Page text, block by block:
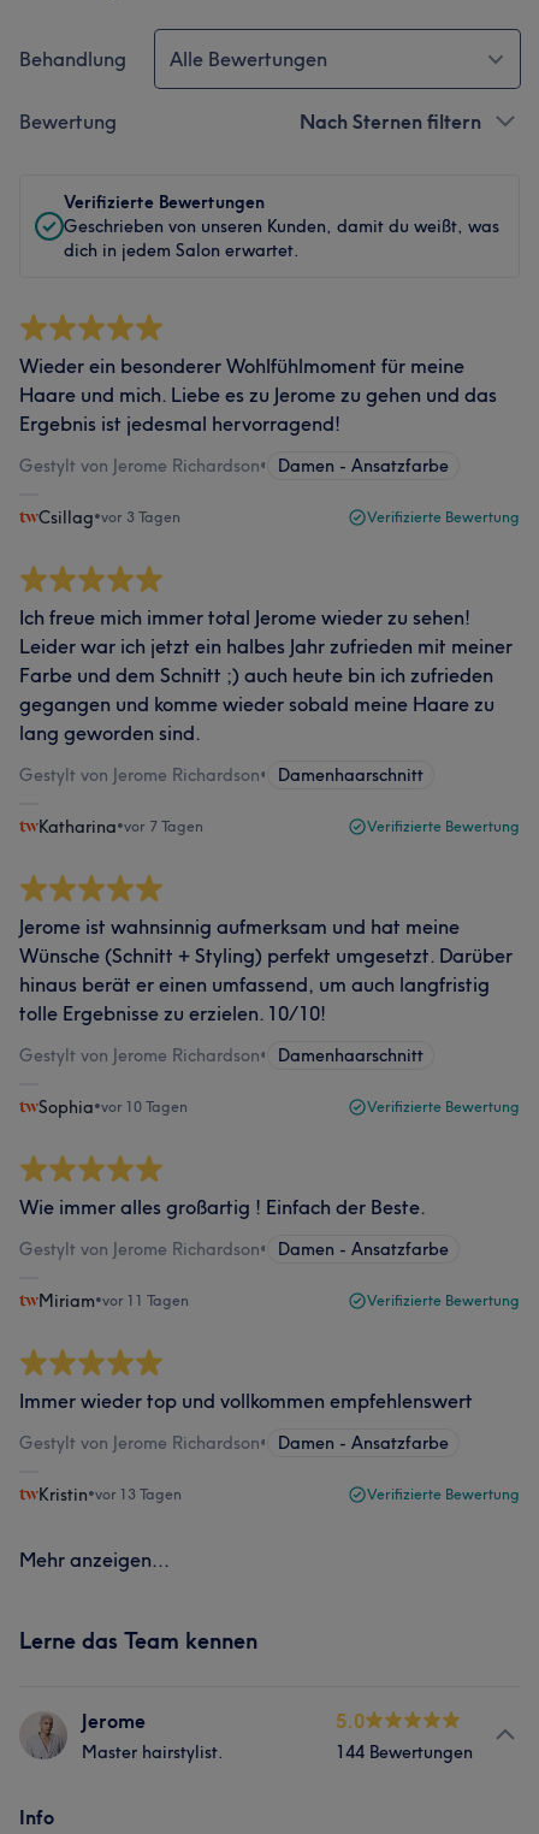
Behandlung Alle Bewertungen
Bewertung Nach Sternen filtern
Verifizierte Bewertungen
Geschrieben von unseren Kunden, damit du weißt, was
dich in jedem Salon erwartet.
Wieder ein besonderer Wohlfühlmoment für meine
Haare und mich. Liebe es zu Jerome zu gehen und das
Ergebnis ist jedesmal hervorragend!
Gestylt von Jerome Richardson• Damen - Ansatzfarbe
Csillag•vor 3 Tagen Verifizierte Bewertung
Ich freue mich immer total Jerome wieder zu sehen!
Leider war ich jetzt ein halbes Jahr zufrieden mit meiner
Farbe und dem Schnitt ;) auch heute bin ich zufrieden
gegangen und komme wieder sobald meine Haare zu
lang geworden sind.
Gestylt von Jerome Richardson• Damenhaarschnitt
Katharina•vor 7 Tagen Verifizierte Bewertung
Jerome ist wahnsinnig aufmerksam und hat meine
Wünsche (Schnitt + Styling) perfekt umgesetzt. Darüber
hinaus berät er einen umfassend, um auch langfristig
tolle Ergebnisse zu erzielen. 10/10!
Gestylt von Jerome Richardson• Damenhaarschnitt
Sophia•vor 10 Tagen Verifizierte Bewertung
Wie immer alles großartig ! Einfach der Beste.
Gestylt von Jerome Richardson• Damen - Ansatzfarbe
Miriam•vor 11 Tagen Verifizierte Bewertung
Immer wieder top und vollkommen empfehlenswert
Gestylt von Jerome Richardson• Damen - Ansatzfarbe
Kristin•vor 13 Tagen Verifizierte Bewertung
Mehr anzeigen...
Lerne das Team kennen
Jerome
Master hairstylist.
5.0
144 Bewertungen
Info